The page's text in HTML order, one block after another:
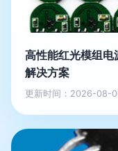
高性能红光模组电
解决方案
更新时间：2026-08-